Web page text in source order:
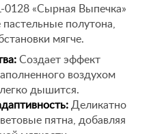
0128 «Сырная Выпечка»
полутона,
мягче.
Создает эффект
воздухом
дышится.
Деликатно
пятна, добавляя